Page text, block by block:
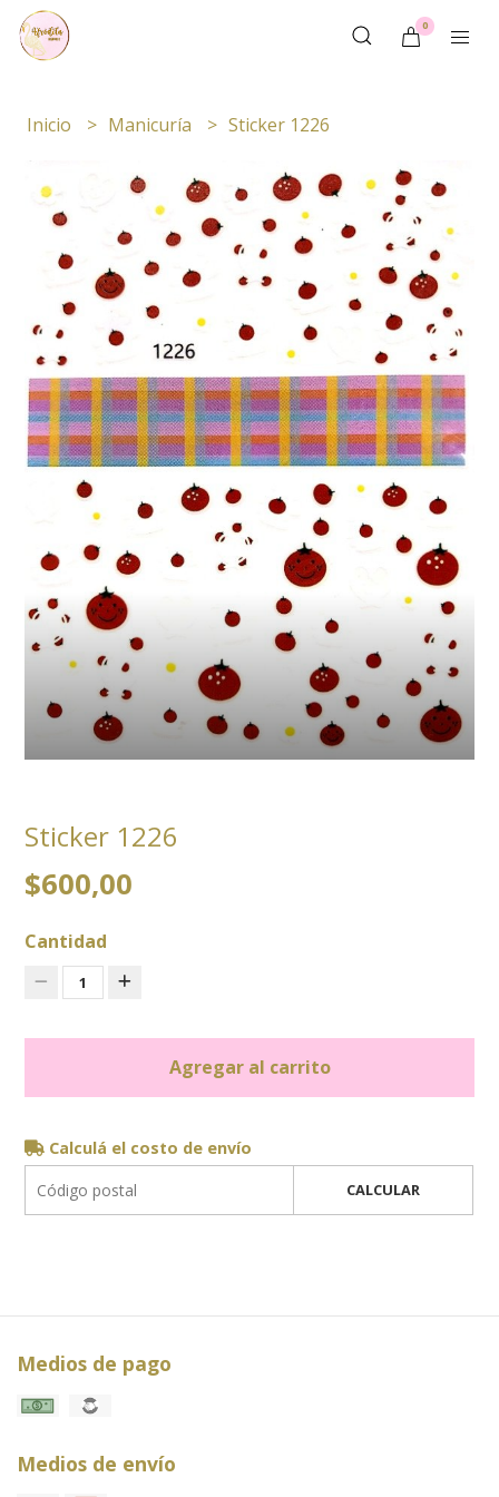
0
Inicio Manicuría Sticker 1226
Sticker 1226
$600,00
Cantidad
1
Agregar al carrito
Calculá el costo de envío
CALCULAR
Medios de pago
Medios de envío